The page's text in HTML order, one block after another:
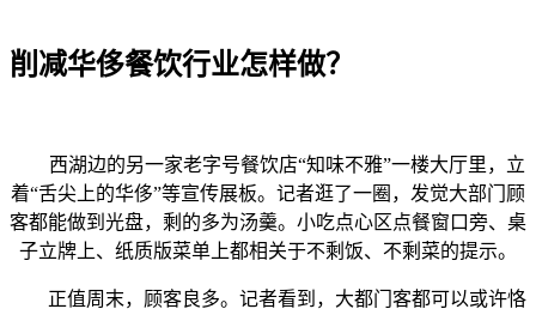
削减华侈餐饮行业怎样做？
西湖边的另一家老字号餐饮店“知味不雅”一楼大厅里，立
着“舌尖上的华侈”等宣传展板。记者逛了一圈，发觉大部门顾
客都能做到光盘，剩的多为汤羹。小吃点心区点餐窗口旁、桌
子立牌上、纸质版菜单上都相关于不剩饭、不剩菜的提示。
正值周末，顾客良多。记者看到，大都门客都可以或许恪